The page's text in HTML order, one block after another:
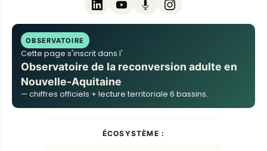
OBSERVATOIRE
Cette page s'inscrit dans l'
Observatoire de la reconversion adulte en
Nouvelle-Aquitaine
— chiffres officiels + lecture territoriale 6 bassins.
ÉCOSYSTÈME :